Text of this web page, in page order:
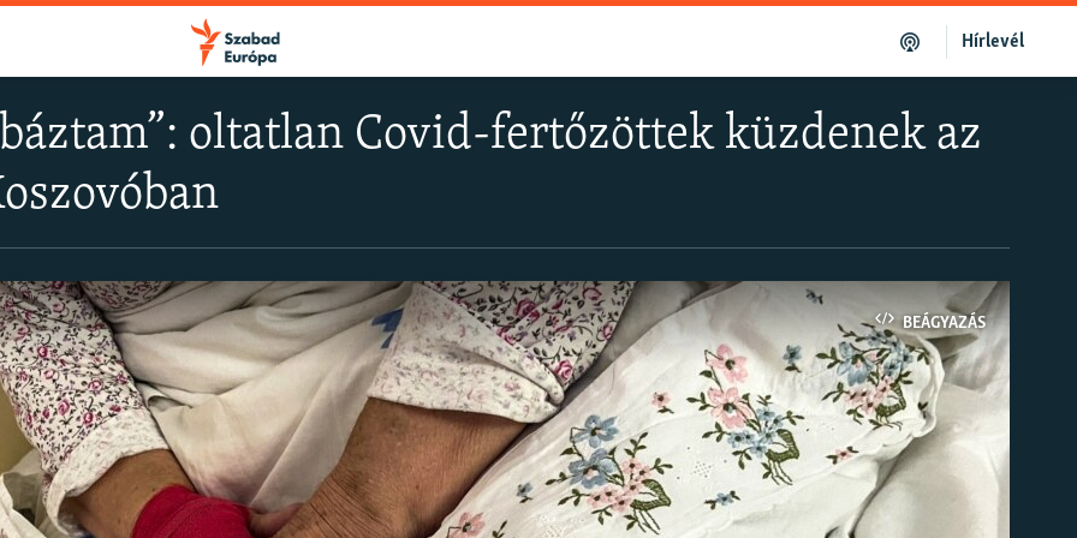
Hírlevél
oltatlan Covid-fertőzöttek küzdenek az
BEÁGYAZÁS
FELIRATKOZÁS
Apple Podcasts
Spotify
Feliratkozás